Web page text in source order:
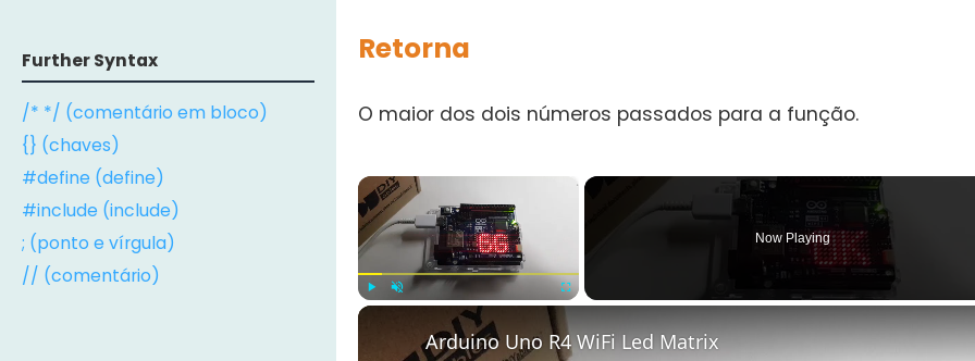
Further Syntax
/* */ (comentário em bloco)
{} (chaves)
#define (define)
#include (include)
; (ponto e vírgula)
// (comentário)
Retorna
O maior dos dois números passados para a função.
Now Playing
Arduino Uno R4 WiFi Led Matrix